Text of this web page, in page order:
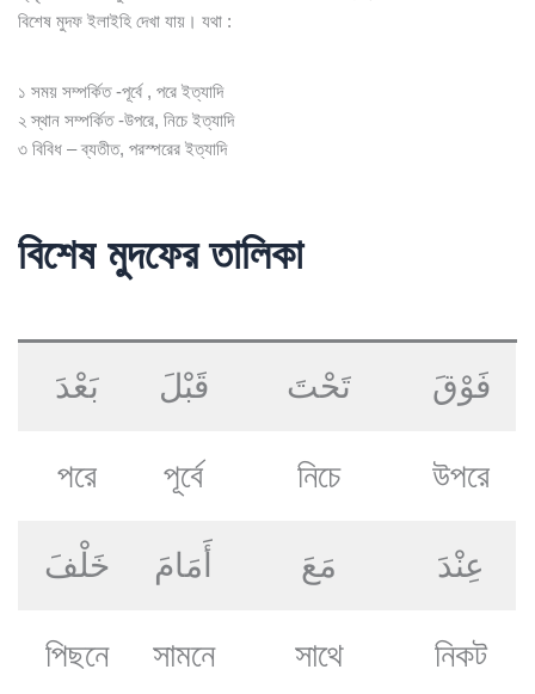
বিশেষ মুদফ ইলাইহি দেখা যায়। যথা :
১ সময় সম্পর্কিত -পূর্বে , পরে ইত্যাদি
২ স্থান সম্পর্কিত -উপরে, নিচে ইত্যাদি
৩ বিবিধ – ব্যতীত, পরস্পরের ইত্যাদি
বিশেষ মুদফের তালিকা
بَعْدَ قَبْلَ تَحْتَ فَوْقَ
পরে পূর্বে নিচে উপরে
خَلْفَ أَمَامَ مَعَ عِنْدَ
পিছনে সামনে সাথে নিকট